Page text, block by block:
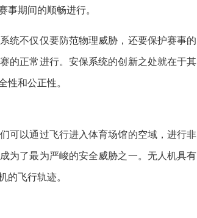
事期间的顺畅进行。
统不仅仅要防范物理威胁，还要保护赛事的
的正常进行。安保系统的创新之处就在于其
性和公正性。
可以通过飞行进入体育场馆的空域，进行非
为了最为严峻的安全威胁之一。无人机具有
的飞行轨迹。